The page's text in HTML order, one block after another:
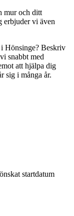
mur och ditt
erbjuder vi även
Hönsinge? Beskriv
snabbt med
att hjälpa dig
sig i många år.
startdatum